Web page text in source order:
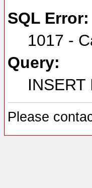
SQL Error:
1017 -
Query:
Please